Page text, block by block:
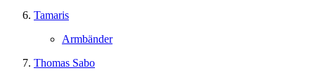
Tamaris
Armbänder
Thomas Sabo